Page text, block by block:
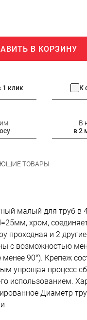
В КОРЗИНУ
1 клик К
В
в 2
ТОВАРЫ
малый для труб в
хром,
проходная и 2 другие
c возможностью
90°). Крепеж
упрощая процесс
использованием.
Диаметр